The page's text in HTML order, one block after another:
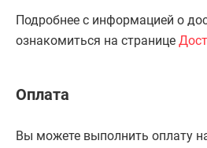
Подробнее с информацией о
ознакомиться на странице
Оплата
Вы можете выполнить оплату